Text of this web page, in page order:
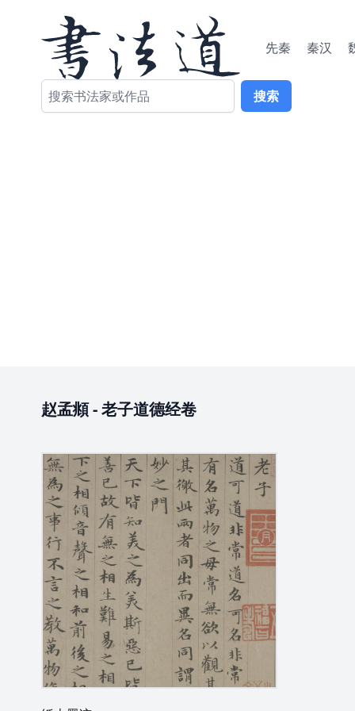
先秦 秦汉
搜索
赵孟頫-老子道德经卷